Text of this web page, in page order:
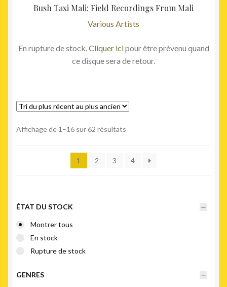
Bush Taxi Mali: Field Recordings From Mali
Various Artists
En rupture de stock. Cliquer icipour être prévenu quand
ce disque sera de retour.
Affichage de 1–16 sur 62 résultats
récent
1 2 3 4
ÉTAT DU STOCK
Montrer tous
En stock
Rupture de stock
GENRES